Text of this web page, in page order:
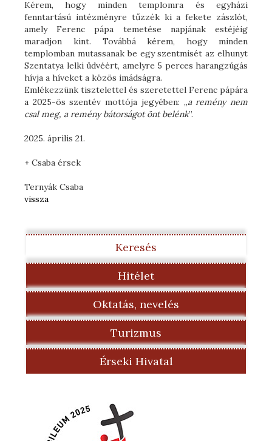
Kérem, hogy minden templomra és egyházi
fenntartású intézményre tűzzék ki a fekete zászlót,
amely Ferenc pápa temetése napjának estéjéig
maradjon kint. Továbbá kérem, hogy minden
templomban mutassanak be egy szentmisét az elhunyt
Szentatya lelki üdvéért, amelyre 5 perces harangzúgás
hívja a híveket a közös imádságra.
Emlékezzünk tisztelettel és szeretettel Ferenc pápára
a 2025-ös szentév mottója jegyében: „a remény nem
csal meg, a remény bátorságot önt belénk”.
2025. április 21.
+ Csaba érsek
Ternyák Csaba
vissza
Keresés
Hitélet
Oktatás, nevelés
Turizmus
Érseki Hivatal